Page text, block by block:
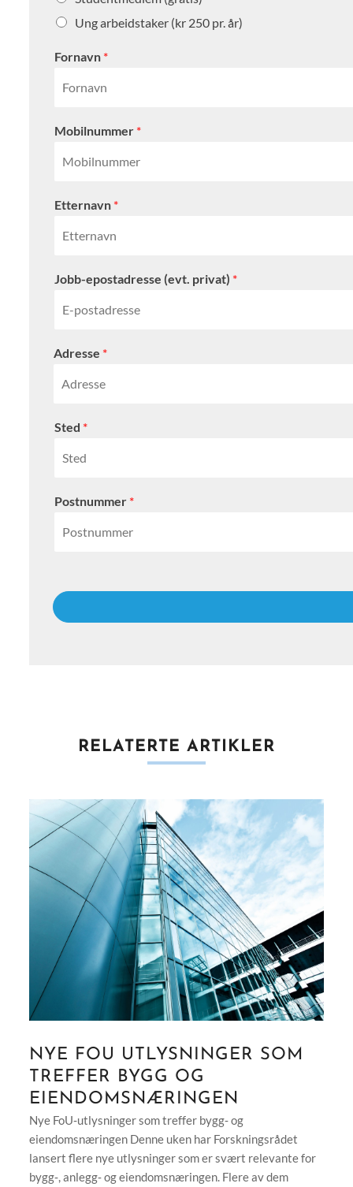
Ung arbeidstaker (kr 250 pr. år)
Fornavn *
Mobilnummer *
Etternavn *
Jobb-epostadresse (evt. privat) *
Adresse *
Sted *
Postnummer *
RELATERTE ARTIKLER
NYE FOU UTLYSNINGER SOM
TREFFER BYGG OG
EIENDOMSNÆRINGEN
Nye FoU‑utlysninger som treffer bygg‑ og
eiendomsnæringen Denne uken har Forskningsrådet
lansert flere nye utlysninger som er svært relevante for
bygg‑, anlegg‑ og eiendomsnæringen. Flere av dem